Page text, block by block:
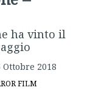
ha vinto il
Ottobre 2018
FILM